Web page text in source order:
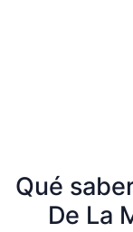
Qué
De La